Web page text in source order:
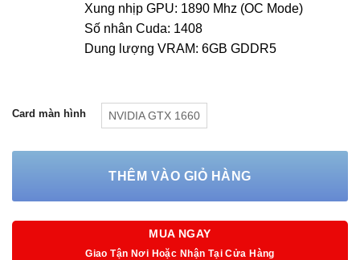
Xung nhịp GPU: 1890 Mhz (OC Mode)
Số nhân Cuda: 1408
Dung lượng VRAM: 6GB GDDR5
Card màn hình NVIDIA GTX 1660
THÊM VÀO GIỎ HÀNG
MUA NGAY
Giao Tận Nơi Hoặc Nhận Tại Cửa Hàng